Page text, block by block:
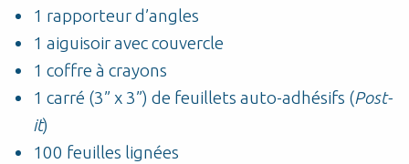
1 rapporteur d’angles
1 aiguisoir avec couvercle
1 coffre à crayons
1 carré (3” x 3”) de feuillets auto-adhésifs (Post-
it)
100 feuilles lignées